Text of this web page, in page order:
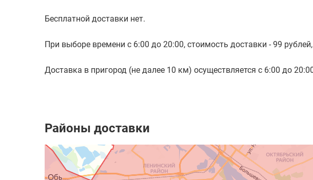
Бесплатной доставки нет.
При выборе времени с 6:00 до 20:00, стоимость доставки - 99
Доставка в пригород (не далее 10 км) осуществляется с 6:00 до
Районы доставки